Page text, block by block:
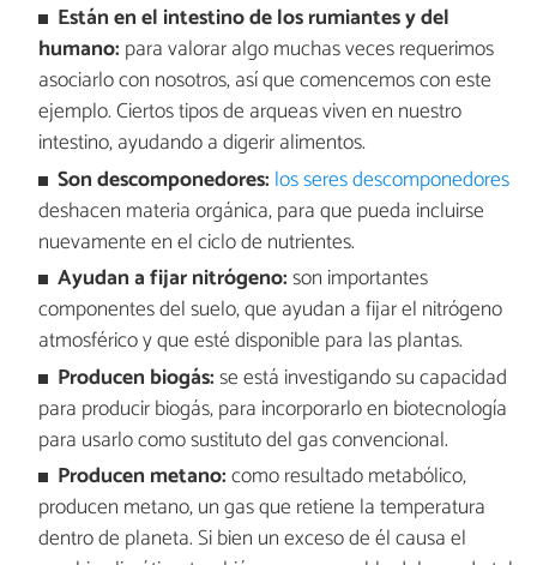
Están en el intestino de los rumiantes y del
humano: para valorar algo muchas veces requerimos
asociarlo con nosotros, así que comencemos con este
ejemplo. Ciertos tipos de arqueas viven en nuestro
intestino, ayudando a digerir alimentos.
Son descomponedores: los seres descomponedores
deshacen materia orgánica, para que pueda incluirse
nuevamente en el ciclo de nutrientes.
Ayudan a fijar nitrógeno:son importantes
componentes del suelo, que ayudan a fijar el nitrógeno
atmosférico y que esté disponible para las plantas.
Producen biogás:se está investigando su capacidad
para producir biogás, para incorporarlo en biotecnología
para usarlo como sustituto del gas convencional.
Producen metano:como resultado metabólico,
producen metano, un gas que retiene la temperatura
dentro de planeta. Si bien un exceso de él causa el